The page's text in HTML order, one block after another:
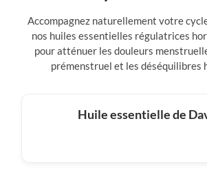
Accompagnez naturellement votre
nos huiles essentielles régulatrices
pour atténuer les douleurs
prémenstruel et les déséquilibres
Huile essentielle de